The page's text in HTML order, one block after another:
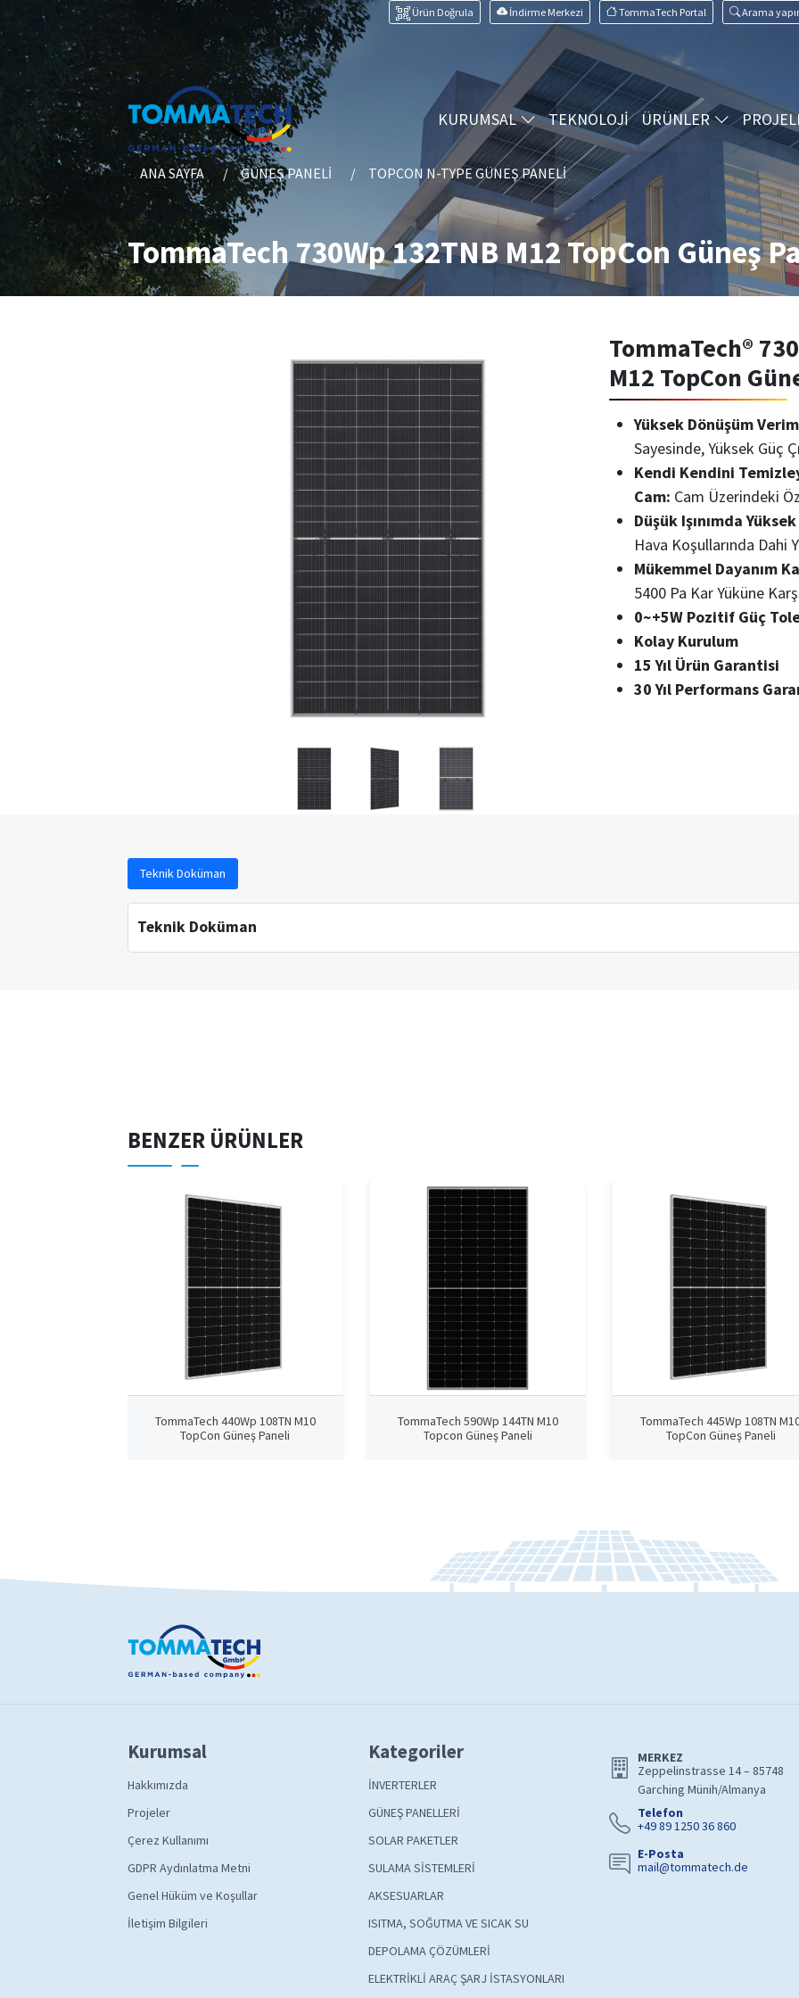
Ürün Doğrula İndirme Merkezi TommaTech Portal Arama
KURUMSAL TEKNOLOJİ ÜRÜNLER
ANA SAYFA GÜNEŞ PANELI TOPCON N-TYPE GÜNEŞ PANELI
TommaTech 730Wp 132TNB M12 TopCon Güneş
TommaTech®
M12 TopCon
Yüksek Dönüşüm
Sayesinde, Yüksek Güç
Kendi Kendini
Cam: Cam Üzerindeki
Düşük Işınımda
Hava Koşullarında Dahi
Mükemmel Dayanım
5400 Pa Kar Yüküne
0~+5W Pozitif Güç
Kolay Kurulum
15 Yıl Ürün Garantisi
30 Yıl Performans
Teknik Doküman
Teknik Doküman
BENZER ÜRÜNLER
TommaTech 440Wp 108TN M10
TopCon Güneş Paneli
TommaTech 590Wp 144TN M10
Topcon Güneş Paneli
TommaTech 445Wp 108TN
TopCon Güneş Paneli
Kurumsal
Hakkımızda
Projeler
Çerez Kullanımı
GDPR Aydınlatma Metni
Genel Hüküm ve Koşullar
İletişim Bilgileri
Kategoriler
İNVERTERLER
GÜNEŞ PANELLERİ
SOLAR PAKETLER
SULAMA SİSTEMLERİ
AKSESUARLAR
ISITMA, SOĞUTMA VE SICAK SU
DEPOLAMA ÇÖZÜMLERİ
ELEKTRİKLİ ARAÇ ŞARJ İSTASYONLARI
MERKEZ
Zeppelinstrasse 14 – 85748
Garching Münih/Almanya
Telefon
+49 89 1250 36 860
E-Posta
mail@tommatech.de